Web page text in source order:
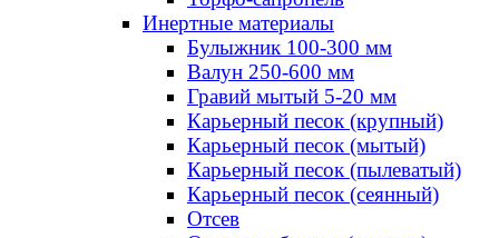
Инертные материалы
Булыжник 100-300 мм
Валун 250-600 мм
Гравий мытый 5-20 мм
Карьерный песок (крупный)
Карьерный песок (мытый)
Карьерный песок (пылеватый)
Карьерный песок (сеянный)
Отсев